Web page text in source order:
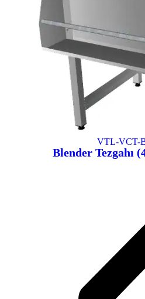
VTL-VCT-
Blender Tezgahı